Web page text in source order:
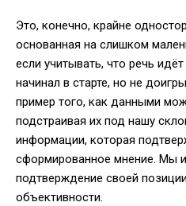
Это, конечно, крайне
основанная на слишком
если учитывать, что речь
начинал в старте, но не
пример того, как данными
подстраивая их под нашу
информации, которая
сформированное мнение. Мы
подтверждение своей
объективности.